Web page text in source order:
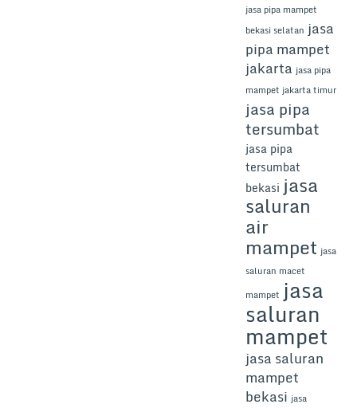
jasa pipa mampet
bekasi selatan jasa
pipa mampet
jakarta jasa pipa
mampet jakarta timur
jasa pipa
tersumbat
jasa pipa
tersumbat
bekasi jasa
saluran
air
mampet jasa
saluran macet
mampet jasa
saluran
mampet
jasa saluran
mampet
bekasi jasa